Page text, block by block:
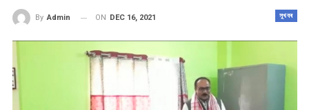
সুখবৰ
By Admin ON DEC 16, 2021